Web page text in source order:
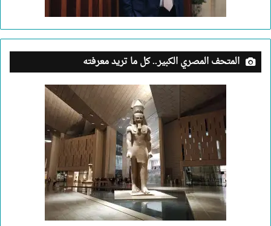
المتحف المصري الكبير.. كل ما تريد معرفته